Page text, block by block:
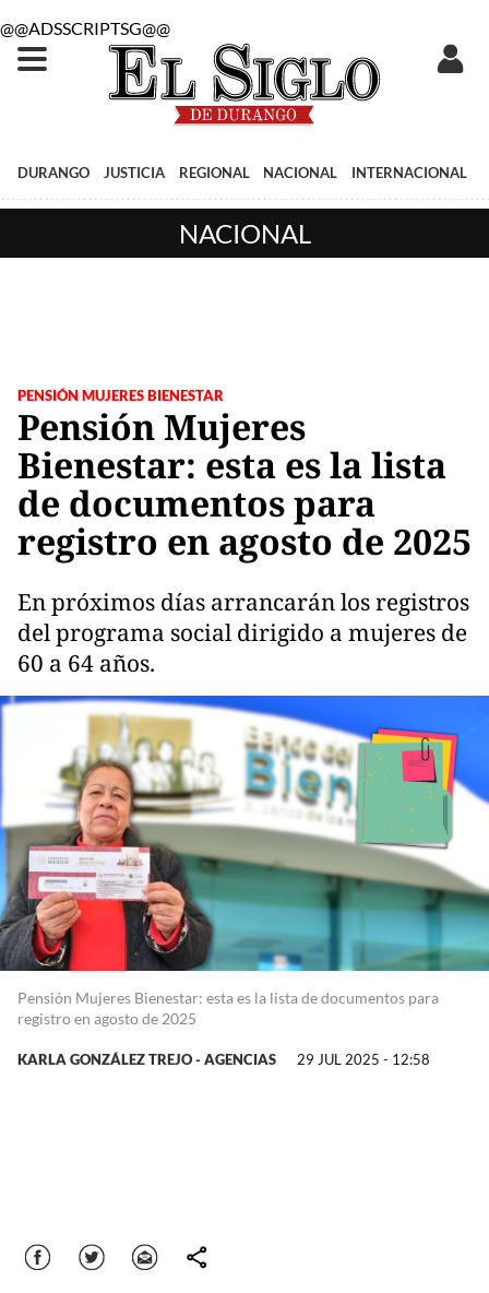
@@ADSSCRIPTSG@@
DURANGO JUSTICIA REGIONAL NACIONAL INTERNACIONAL
NACIONAL
PENSIÓN MUJERES BIENESTAR
Pensión Mujeres
Bienestar: esta es la lista
de documentos para
registro en agosto de 2025
En próximos días arrancarán los registros
del programa social dirigido a mujeres de
60 a 64 años.
Pensión Mujeres Bienestar: esta es la lista de documentos para
registro en agosto de 2025
KARLA GONZÁLEZ TREJO - AGENCIAS 29 JUL 2025 - 12:58
Facebook Twitter Correo comparte